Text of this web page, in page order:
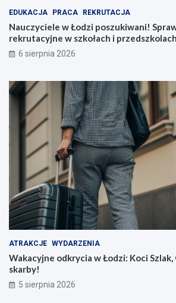
EDUKACJA PRACA REKRUTACJA
Nauczyciele w Łodzi poszukiwani!
rekrutacyjne w szkołach i przedszkolach
6 sierpnia 2026
ATRAKCJE WYDARZENIA
Wakacyjne odkrycia w Łodzi: Koci
skarby!
5 sierpnia 2026